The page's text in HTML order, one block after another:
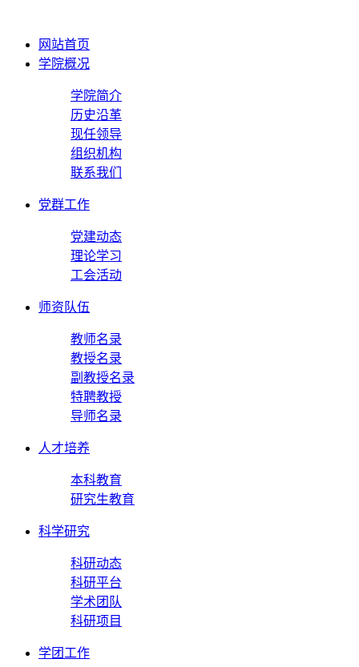
网站首页
学院概况
学院简介
历史沿革
现任领导
组织机构
联系我们
党群工作
党建动态
理论学习
工会活动
师资队伍
教师名录
教授名录
副教授名录
特聘教授
导师名录
人才培养
本科教育
研究生教育
科学研究
科研动态
科研平台
学术团队
科研项目
学团工作